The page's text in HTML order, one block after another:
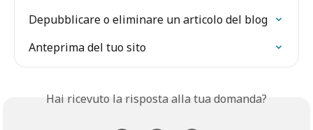
Depubblicare o eliminare un articolo del blog
Anteprima del tuo sito
Hai ricevuto la risposta alla tua domanda?